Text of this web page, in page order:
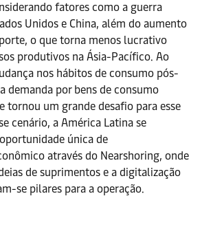
fatores como a guerra
Unidos e China, além do aumento
o que torna menos lucrativo
produtivos na Ásia-Pacífico. Ao
nos hábitos de consumo pós-
demanda por bens de consumo
tornou um grande desafio para esse
cenário, a América Latina se
única de
através do Nearshoring, onde
de suprimentos e a digitalização
se pilares para a operação.